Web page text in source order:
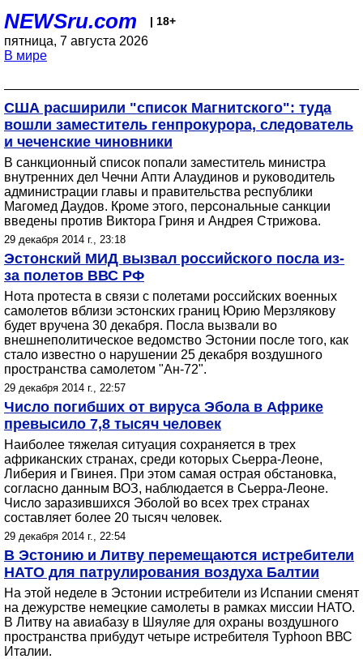
NEWSru.com | 18+
пятница, 7 августа 2026
В мире
США расширили "список Магнитского": туда
вошли заместитель генпрокурора, следователь
и чеченские чиновники
В санкционный список попали заместитель министра
внутренних дел Чечни Апти Алаудинов и руководитель
администрации главы и правительства республики
Магомед Даудов. Кроме этого, персональные санкции
введены против Виктора Гриня и Андрея Стрижова.
29 декабря 2014 г., 23:18
Эстонский МИД вызвал российского посла из-
за полетов ВВС РФ
Нота протеста в связи с полетами российских военных
самолетов вблизи эстонских границ Юрию Мерзлякову
будет вручена 30 декабря. Посла вызвали во
внешнеполитическое ведомство Эстонии после того, как
стало известно о нарушении 25 декабря воздушного
пространства самолетом "Ан-72".
29 декабря 2014 г., 22:57
Число погибших от вируса Эбола в Африке
превысило 7,8 тысяч человек
Наиболее тяжелая ситуация сохраняется в трех
африканских странах, среди которых Сьерра-Леоне,
Либерия и Гвинея. При этом самая острая обстановка,
согласно данным ВОЗ, наблюдается в Сьерра-Леоне.
Число заразившихся Эболой во всех трех странах
составляет более 20 тысяч человек.
29 декабря 2014 г., 22:54
В Эстонию и Литву перемещаются истребители
НАТО для патрулирования воздуха Балтии
На этой неделе в Эстонии истребители из Испании сменят
на дежурстве немецкие самолеты в рамках миссии НАТО.
В Литву на авиабазу в Шяуляе для охраны воздушного
пространства прибудут четыре истребителя Typhoon ВВС
Италии.